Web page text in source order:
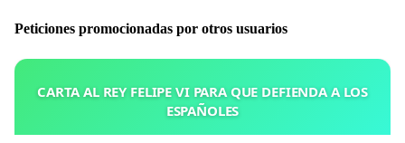
Peticiones promocionadas por otros usuarios
CARTA AL REY FELIPE VI PARA QUE DEFIENDA A LOS
ESPAÑOLES